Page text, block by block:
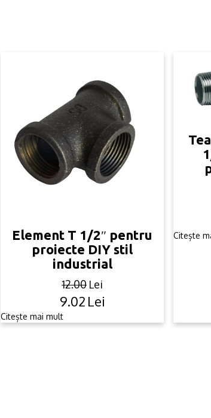
Element T 1/2″ pentru
proiecte DIY stil
industrial
12.00 Lei
Original
9.02 Lei
Current
Citește mai mult
Citește